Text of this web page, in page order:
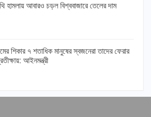
হামলায় আবারও চড়ল বিশ্ববাজারে তেলের দাম
শিকার ৭ শতাধিক মানুষের স্বজনেরা তাদের ফেরার
আইনমন্ত্রী